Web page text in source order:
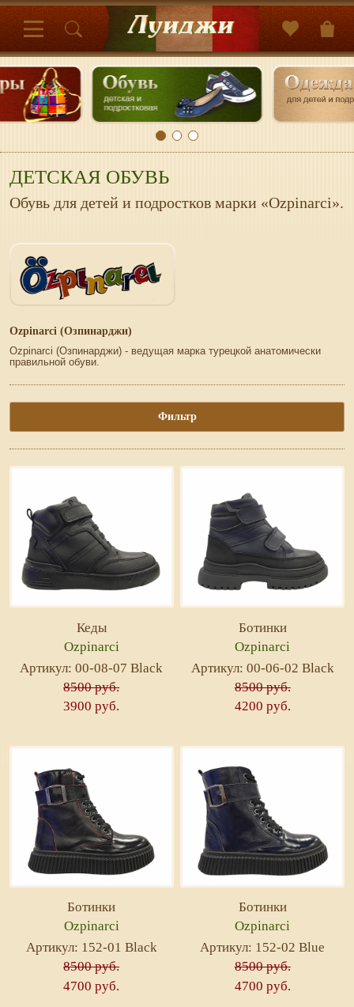
ДЕТСКАЯ ОБУВЬ
Обувь для детей и подростков марки «Ozpinarci».
Ozpinarci (Озпинарджи)
Ozpinarci (Озпинарджи) - ведущая марка турецкой анатомически
правильной обуви.
Фильтр
Кеды
Ozpinarci
Артикул: 00-08-07 Black
8500 руб.
3900 руб.
Ботинки
Ozpinarci
Артикул: 00-06-02 Black
8500 руб.
4200 руб.
Ботинки
Ozpinarci
Артикул: 152-01 Black
8500 руб.
4700 руб.
Ботинки
Ozpinarci
Артикул: 152-02 Blue
8500 руб.
4700 руб.